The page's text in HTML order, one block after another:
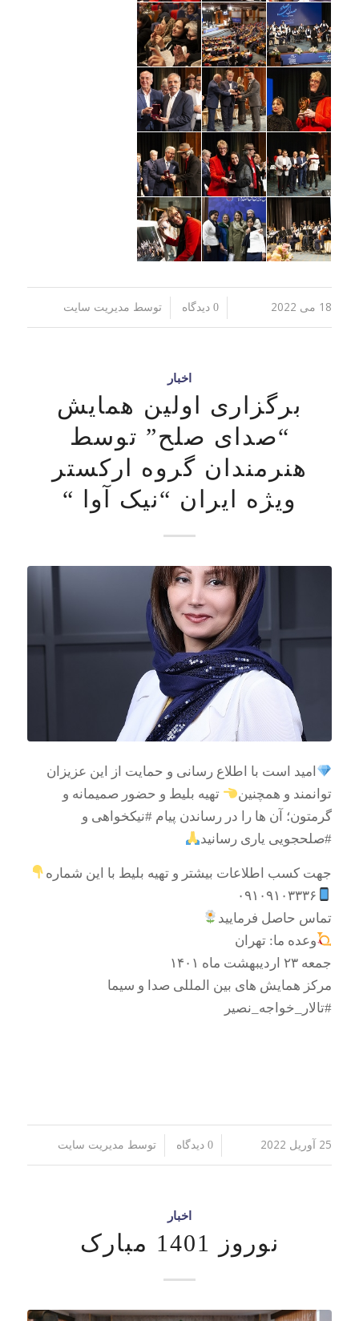
18 می 2022 / 0 دیدگاه توسط مدیریت سایت
اخبار
برگزاری اولین همایش
“صدای صلح” توسط
هنرمندان گروه ارکستر
ویژه ایران “نیک آوا “
امید است با اطلاع رسانی و حمایت از این عزیزان
توانمند و همچنین
تهیه بلیط و حضور صمیمانه و
گرمتون؛ آن ها را در رساندن پیام #نیکخواهی و
#صلحجویی یاری رسانید
جهت کسب اطلاعات بیشتر و تهیه بلیط با این شماره
۰۹۱۰۹۱۰۳۳۳۶
تماس حاصل فرمایید
وعده ما: تهران
جمعه ۲۳ اردیبهشت ماه ۱۴۰۱
مرکز همایش های بین المللی صدا و سیما
#تالار_خواجه_نصير
25 آوریل 2022 / 0 دیدگاه توسط مدیریت سایت
اخبار
نوروز 1401 مبارک